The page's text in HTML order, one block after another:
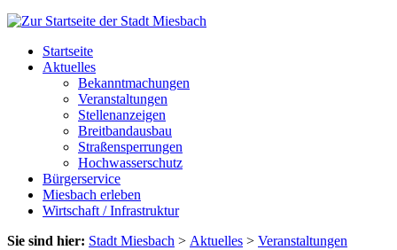
Startseite
Aktuelles
Bekanntmachungen
Veranstaltungen
Stellenanzeigen
Breitbandausbau
Straßensperrungen
Hochwasserschutz
Bürgerservice
Miesbach erleben
Wirtschaft / Infrastruktur
Sie sind hier: Stadt Miesbach > Aktuelles > Veranstaltungen